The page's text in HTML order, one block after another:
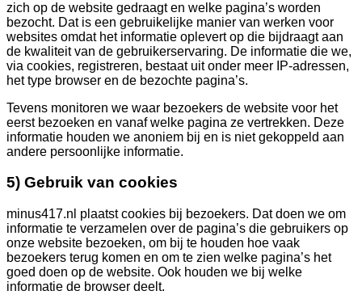
zich op de website gedraagt en welke pagina’s worden
bezocht. Dat is een gebruikelijke manier van werken voor
websites omdat het informatie oplevert op die bijdraagt aan
de kwaliteit van de gebruikerservaring. De informatie die we,
via cookies, registreren, bestaat uit onder meer IP-adressen,
het type browser en de bezochte pagina’s.
Tevens monitoren we waar bezoekers de website voor het
eerst bezoeken en vanaf welke pagina ze vertrekken. Deze
informatie houden we anoniem bij en is niet gekoppeld aan
andere persoonlijke informatie.
5) Gebruik van cookies
minus417.nl plaatst cookies bij bezoekers. Dat doen we om
informatie te verzamelen over de pagina’s die gebruikers op
onze website bezoeken, om bij te houden hoe vaak
bezoekers terug komen en om te zien welke pagina’s het
goed doen op de website. Ook houden we bij welke
informatie de browser deelt.